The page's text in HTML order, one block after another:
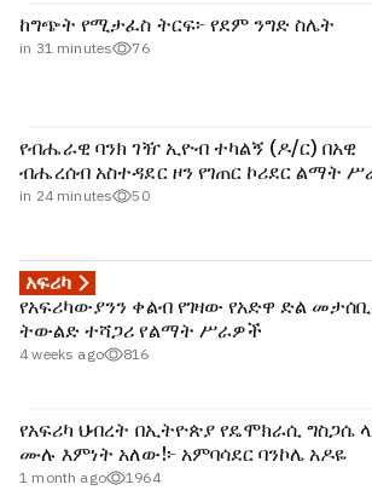
ከግጭት የሚታፈስ ትርፍ፦ የደም ንግድ ስሌት
in 31 minutes 76
የብሔራዊ ባንክ ገዥ ኢዮብ ተካልኝ (ዶ/ር) በአዊ
ብሔረሰብ አስተዳደር ዞን የገጠር ኮሪደር ልማት
አስጀመሩ
in 24 minutes 50
አፍሪካ
የአፍሪካውያንን ቀልብ የገዛው የአድዋ ድል
ትውልድ ተሻጋሪ የልማት ሥራዎች
4 weeks ago 816
የአፍሪካ ህብረት በኢትዮጵያ የዴሞክራሲ ግስጋሴ
ሙሉ እምነት አለው!፦ አምባሳደር ባንኮሌ አዶዬ
1 month ago 1964